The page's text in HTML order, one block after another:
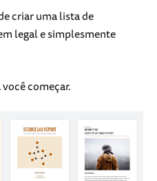
criar uma lista de
legal e simplesmente
começar.